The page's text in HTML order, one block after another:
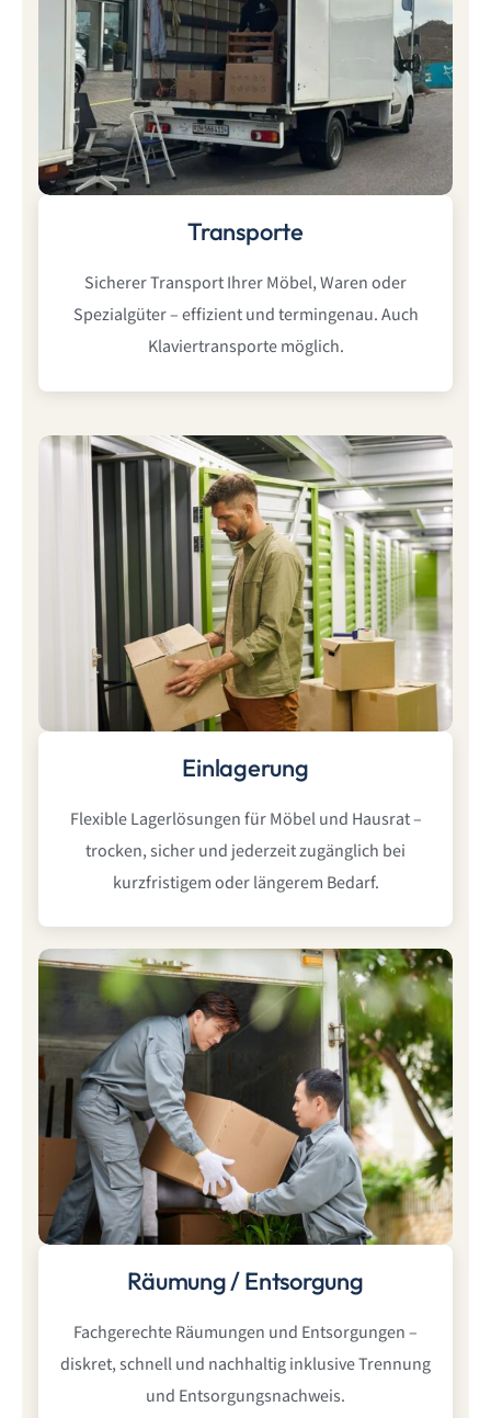
Transporte
Spezialgüter – effizient und termingenau. Auch
Klaviertransporte möglich.
Einlagerung
trocken, sicher und jederzeit zugänglich bei
kurzfristigem oder längerem Bedarf.
Räumung / Entsorgung
diskret, schnell und nachhaltig inklusive Trennung
und Entsorgungsnachweis.